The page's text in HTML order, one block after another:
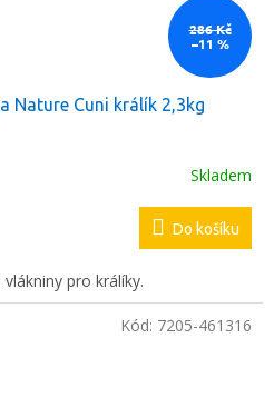
286 Kč
–11 %
Nature Cuni králík 2,3kg
Skladem
Do košíku
pro králíky.
Kód: 7205-461316